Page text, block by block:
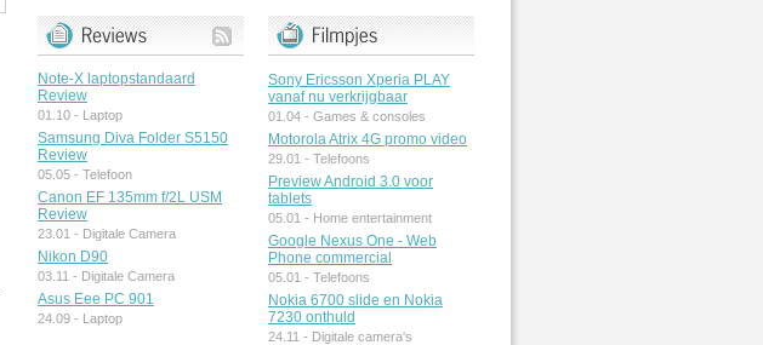
Note-X laptopstandaard
Review
01.10 - Laptop
Samsung Diva Folder S5150
Review
05.05 - Telefoon
Canon EF 135mm f/2L USM
Review
23.01 - Digitale Camera
Nikon D90
03.11 - Digitale Camera
Asus Eee PC 901
24.09 - Laptop
Sony Ericsson Xperia PLAY
vanaf nu verkrijgbaar
01.04 - Games & consoles
Motorola Atrix 4G promo video
29.01 - Telefoons
Preview Android 3.0 voor
tablets
05.01 - Home entertainment
Google Nexus One - Web
Phone commercial
05.01 - Telefoons
Nokia 6700 slide en Nokia
7230 onthuld
24.11 - Digitale camera's